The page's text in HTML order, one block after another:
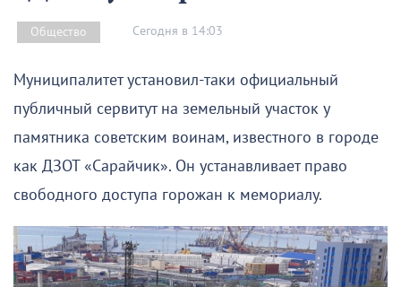
Общество Сегодня в 14:03
Муниципалитет установил-таки официальный
публичный сервитут на земельный участок у
памятника советским воинам, известного в городе
как ДЗОТ «Сарайчик». Он устанавливает право
свободного доступа горожан к мемориалу.